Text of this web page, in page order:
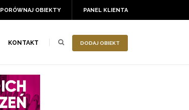
PANEL KLIENTA
PORÓWNAJ OBIEKTY
DODAJ OBIEKT
KONTAKT